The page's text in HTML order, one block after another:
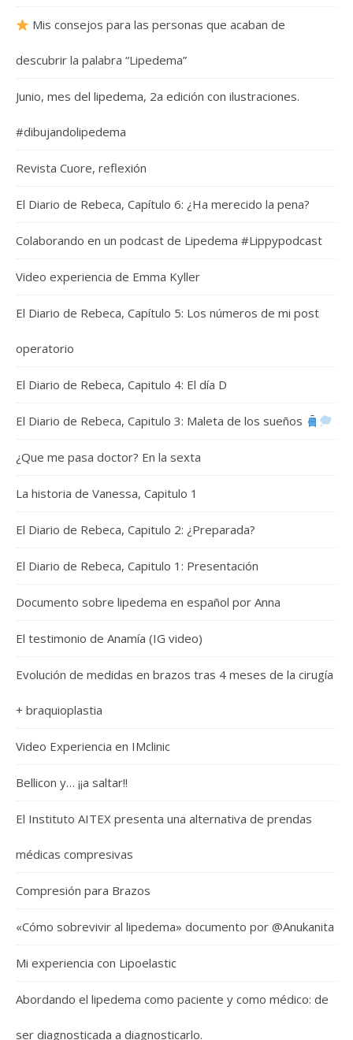
Mis consejos para las personas que acaban de
descubrir la palabra “Lipedema”
Junio, mes del lipedema, 2a edición con ilustraciones.
#dibujandolipedema
Revista Cuore, reflexión
El Diario de Rebeca, Capítulo 6: ¿Ha merecido la pena?
Colaborando en un podcast de Lipedema #Lippypodcast
Video experiencia de Emma Kyller
El Diario de Rebeca, Capítulo 5: Los números de mi post
operatorio
El Diario de Rebeca, Capitulo 4: El día D
El Diario de Rebeca, Capitulo 3: Maleta de los sueños
¿Que me pasa doctor? En la sexta
La historia de Vanessa, Capitulo 1
El Diario de Rebeca, Capitulo 2: ¿Preparada?
El Diario de Rebeca, Capitulo 1: Presentación
Documento sobre lipedema en español por Anna
El testimonio de Anamía (IG video)
Evolución de medidas en brazos tras 4 meses de la cirugía
+ braquioplastia
Video Experiencia en IMclinic
Bellicon y… ¡¡a saltar!!
El Instituto AITEX presenta una alternativa de prendas
médicas compresivas
Compresión para Brazos
«Cómo sobrevivir al lipedema» documento por @Anukanita
Mi experiencia con Lipoelastic
Abordando el lipedema como paciente y como médico: de
ser diagnosticada a diagnosticarlo.